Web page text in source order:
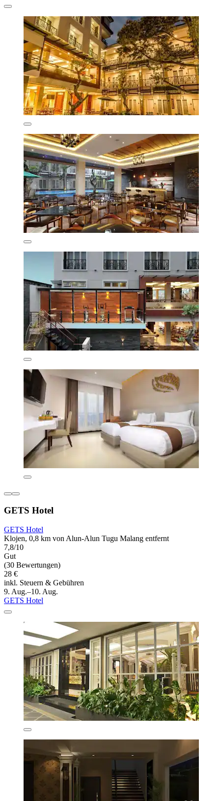
GETS Hotel
GETS Hotel
Klojen, 0,8 km von Alun-Alun Tugu Malang entfernt
7,8/10
Gut
(30 Bewertungen)
28 €
inkl. Steuern & Gebühren
9. Aug.–10. Aug.
GETS Hotel